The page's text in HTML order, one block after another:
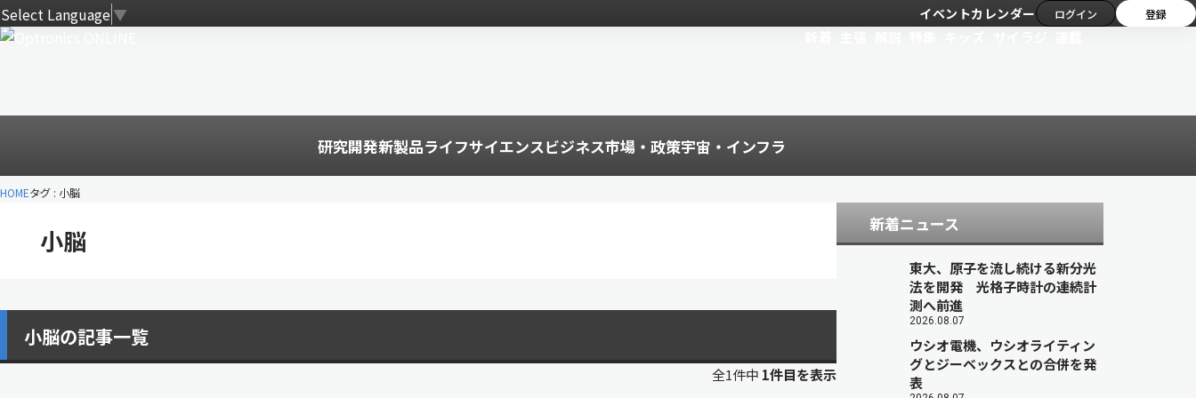
Select Language▼ イベントカレンダー ログイン 登録
研究開発新製品ライフサイエンスビジネス市場・政策宇宙・インフラ
HOMEタグ : 小脳
小脳
小脳の記事一覧
全1件中 1件目を表示
新着ニュース
東大、原子を流し続ける新分光
法を開発 光格子時計の連続計
測へ前進
2026.08.07
ウシオ電機、ウシオライティン
グとジーベックスとの合併を発
表